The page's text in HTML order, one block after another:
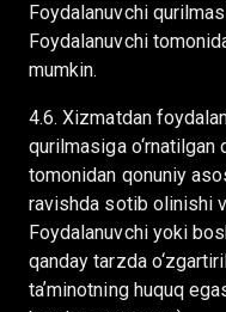
Foydalanuvchi
Foydalanuvchi
mumkin.
4.6. Xizmatdan
qurilmasiga o‘rnatilgan
tomonidan qonuniy
ravishda sotib olinishi
Foydalanuvchi yoki
qanday tarzda
taʼminotning huquq